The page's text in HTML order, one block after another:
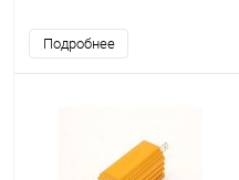
Подробнее